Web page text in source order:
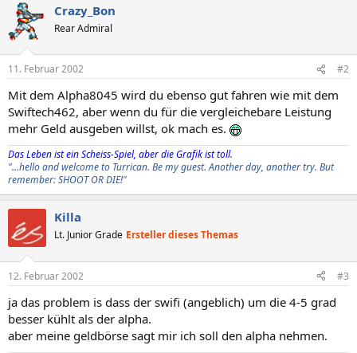
Crazy_Bon
Rear Admiral
11. Februar 2002 #2
Mit dem Alpha8045 wird du ebenso gut fahren wie mit dem
Swiftech462, aber wenn du für die vergleichebare Leistung
mehr Geld ausgeben willst, ok mach es.
Das Leben ist ein Scheiss-Spiel, aber die Grafik ist toll.
"...hello and welcome to Turrican. Be my guest. Another day, another try. But
remember: SHOOT OR DIE!"
Killa
Lt. Junior Grade Ersteller dieses Themas
12. Februar 2002 #3
ja das problem is dass der swifi (angeblich) um die 4-5 grad
besser kühlt als der alpha.
aber meine geldbörse sagt mir ich soll den alpha nehmen.